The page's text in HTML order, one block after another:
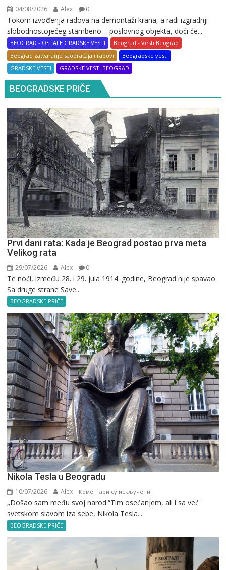
04/08/2026 Alex 0
Tokom izvođenja radova na demontaži krana, a radi izgradnji
slobodnostojećeg stambeno – poslovnog objekta, doći će...
BEOGRAD - OSTALE GRADSKE VESTI
Beograd - Vesti Beograd
Beograd zatvaranje saobraćaja i radovi
Beogradske vesti
GRADSKE VESTI
GRADSKE VESTI BEOGRAD
BEOGRADSKE PRIČE
Prvi dani rata: Kada je Beograd postao prva meta
Velikog rata
29/07/2026 Alex 0
Te noći, između 28. i 29. jula 1914. godine, Beograd nije spavao.
Sa druge strane Save...
BEOGRADSKE PRIČE
Nikola Tesla u Beogradu
10/07/2026 Alex Коментари су искључени
Nikola
„Došao sam među svoj narod.“Tim osećanjem, ali i sa već
svetskom slavom iza sebe, Nikola Tesla...
BEOGRADSKE PRIČE